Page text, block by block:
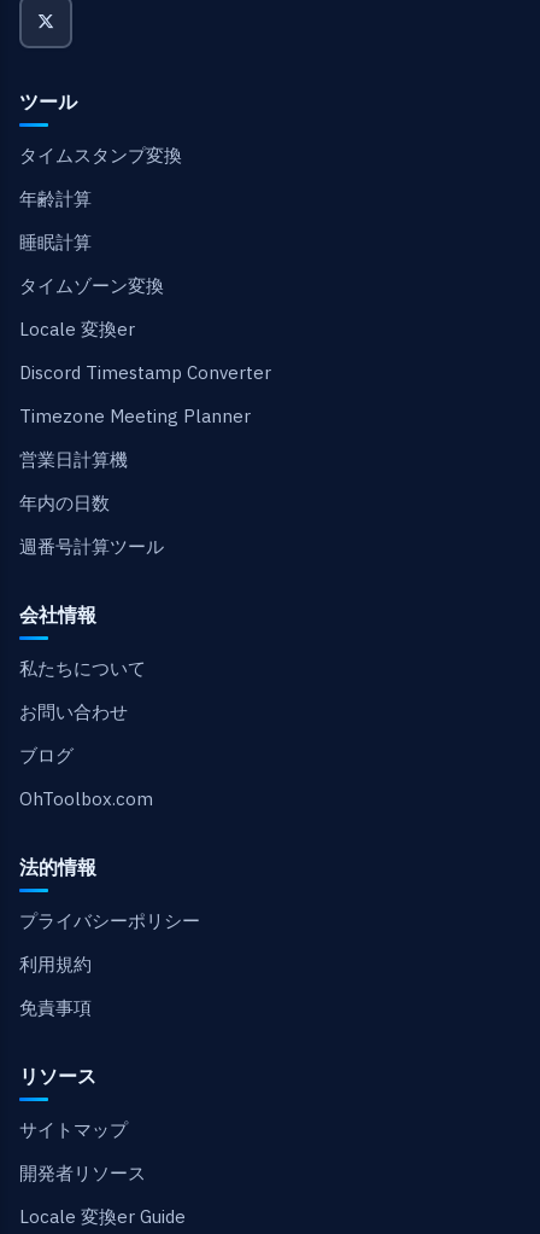
ツール
タイムスタンプ変換
年齢計算
睡眠計算
タイムゾーン変換
Locale 変換er
Discord Timestamp Converter
Timezone Meeting Planner
営業日計算機
年内の日数
週番号計算ツール
会社情報
私たちについて
お問い合わせ
ブログ
OhToolbox.com
法的情報
プライバシーポリシー
利用規約
免責事項
リソース
サイトマップ
開発者リソース
Locale 変換er Guide